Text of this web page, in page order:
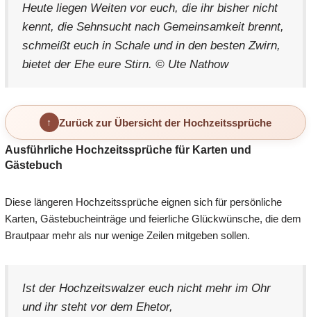
Heute liegen Weiten vor euch, die ihr bisher nicht
kennt, die Sehnsucht nach Gemeinsamkeit brennt,
schmeißt euch in Schale und in den besten Zwirn,
bietet der Ehe eure Stirn. © Ute Nathow
Zurück zur Übersicht der Hochzeitssprüche
Ausführliche Hochzeitssprüche für Karten und
Gästebuch
Diese längeren Hochzeitssprüche eignen sich für persönliche
Karten, Gästebucheinträge und feierliche Glückwünsche, die dem
Brautpaar mehr als nur wenige Zeilen mitgeben sollen.
Ist der Hochzeitswalzer euch nicht mehr im Ohr
und ihr steht vor dem Ehetor,